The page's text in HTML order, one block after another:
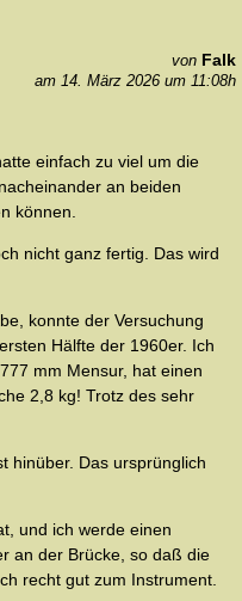
von Falk
am 14. März 2026 um 11:08h
einfach zu viel um die
an beiden
können.
nicht ganz fertig. Das wird
konnte der Versuchung
Hälfte der 1960er. Ich
mm Mensur, hat einen
2,8 kg! Trotz des sehr
hinüber. Das ursprünglich
und ich werde einen
an der Brücke, so daß die
recht gut zum Instrument.